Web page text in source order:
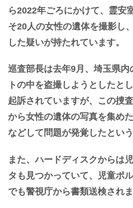
ら2022年ごろにかけて、霊安
そ20人の女性の遺体を撮影し
した疑いが持たれています。
巡査部長は去年9月、埼玉県
トの中を盗撮しようとしたと
起訴されていますが、この捜
から女性の遺体の写真を集め
などして問題が発覚したという
また、ハードディスクからは
タも見つかっていて、児童ポ
でも警視庁から書類送検されま